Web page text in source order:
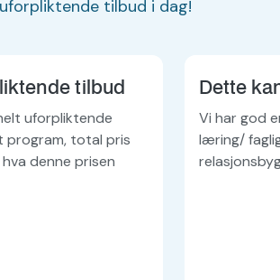
tilbud i dag!
tilbud
uforpliktende
program, total pris
denne prisen
Dette
Vi har god
læring/